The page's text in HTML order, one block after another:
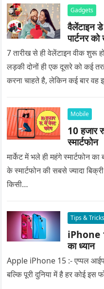
Gadgets
वैलेंटाइन
पार्टनर
7 तारीख से ही वेलेंटाइन वीक शुरू
लड़की दोनों ही एक दूसरे को कई
करना चाहते है, लेकिन कई बार वह
Mobile
10 हजार
स्मार्टफोन
मार्केट में भले ही महंगे स्मार्टफोन
के स्मार्टफोन की सबसे ज्यादा
किसी…
Tips & Tricks
iPhone
का ध्यान
Apple iPhone 15 :- एप्पल
बल्कि पूरी दुनिया में है हर कोई इस